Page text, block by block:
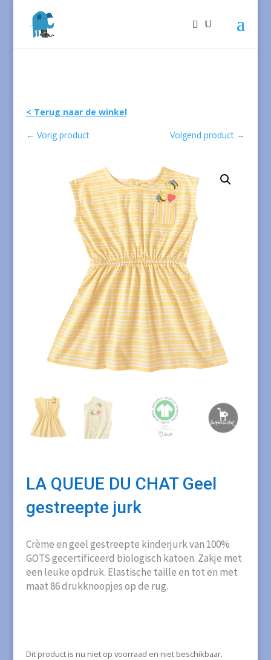
< Terug naar de winkel
← Vorig product Volgend product →
LA QUEUE DU CHAT Geel
gestreepte jurk
Crème en geel gestreepte kinderjurk van 100%
GOTS gecertificeerd biologisch katoen. Zakje met
een leuke opdruk. Elastische taille en tot en met
maat 86 drukknoopjes op de rug.
Dit product is nu niet op voorraad en niet beschikbaar.